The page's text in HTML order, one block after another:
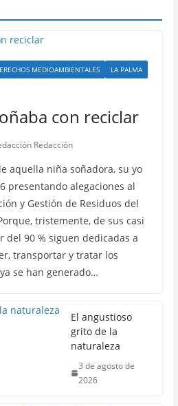
MEDIOAMBIENTALES
LA PALMA
con reciclar
Redacción
aquella niña soñadora, su yo
presentando alegaciones al
y Gestión de Residuos del
tristemente, de sus casi
del 90 % siguen dedicadas a
transportar y tratar los
se han generado…
El angustioso
grito de la
naturaleza
3 de agosto de
2026